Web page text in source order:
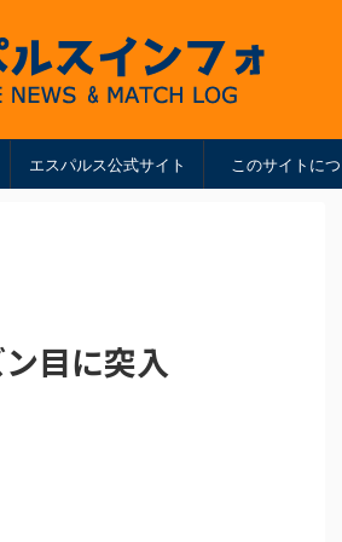
エスパルス公式サイト このサイトに
目に突入